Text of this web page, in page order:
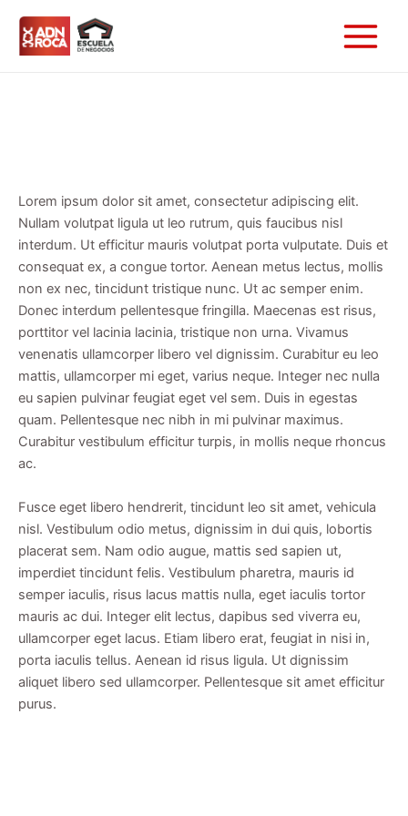
contenido
Menu
Lorem ipsum dolor sit amet, consectetur adipiscing elit.
Nullam volutpat ligula ut leo rutrum, quis faucibus nisl
interdum. Ut efficitur mauris volutpat porta vulputate. Duis et
consequat ex, a congue tortor. Aenean metus lectus, mollis
non ex nec, tincidunt tristique nunc. Ut ac semper enim.
Donec interdum pellentesque fringilla. Maecenas est risus,
porttitor vel lacinia lacinia, tristique non urna. Vivamus
venenatis ullamcorper libero vel dignissim. Curabitur eu leo
mattis, ullamcorper mi eget, varius neque. Integer nec nulla
eu sapien pulvinar feugiat eget vel sem. Duis in egestas
quam. Pellentesque nec nibh in mi pulvinar maximus.
Curabitur vestibulum efficitur turpis, in mollis neque rhoncus
ac.
Fusce eget libero hendrerit, tincidunt leo sit amet, vehicula
nisl. Vestibulum odio metus, dignissim in dui quis, lobortis
placerat sem. Nam odio augue, mattis sed sapien ut,
imperdiet tincidunt felis. Vestibulum pharetra, mauris id
semper iaculis, risus lacus mattis nulla, eget iaculis tortor
mauris ac dui. Integer elit lectus, dapibus sed viverra eu,
ullamcorper eget lacus. Etiam libero erat, feugiat in nisi in,
porta iaculis tellus. Aenean id risus ligula. Ut dignissim
aliquet libero sed ullamcorper. Pellentesque sit amet efficitur
purus.